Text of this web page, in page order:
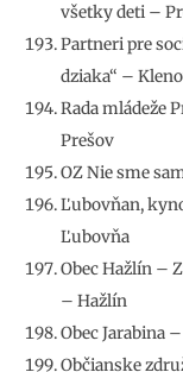
všetky deti –
Partneri pre
dziaka“ –
Rada mládeže
Prešov
OZ Nie sme
Ľubovňan,
Ľubovňa
Obec Hažlín –
– Hažlín
Obec Jarabina
Občianske